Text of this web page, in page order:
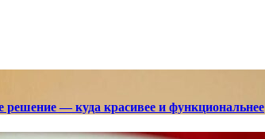
решение — куда красивее и функциональнее